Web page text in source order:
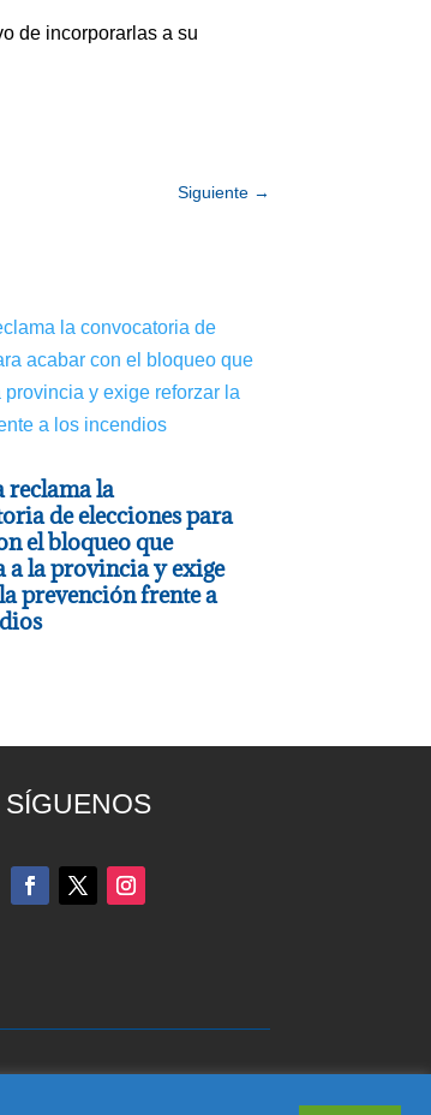
de incorporarlas a su
Siguiente→
reclama la
de elecciones para
el bloqueo que
a la provincia y exige
prevención frente a
SÍGUENOS